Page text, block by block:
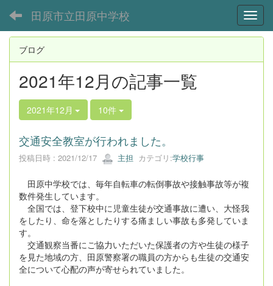
田原市立田原中学校
ブログ
2021年12月の記事一覧
2021年12月 10件
交通安全教室が行われました。
投稿日時 : 2021/12/17 主担 カテゴリ:学校行事
田原中学校では、毎年自転車の転倒事故や接触事故等が複
数件発生しています。
全国では、登下校中に児童生徒が交通事故に遭い、大怪我
をしたり、命を落としたりする痛ましい事故も多発していま
す。
交通観察当番にご協力いただいた保護者の方や生徒の様子
を見た地域の方、田原警察署の職員の方からも生徒の交通安
全について心配の声が寄せられていました。